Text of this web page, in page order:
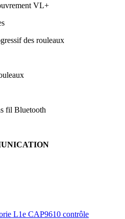
VL+
des rouleaux
fil Bluetooth